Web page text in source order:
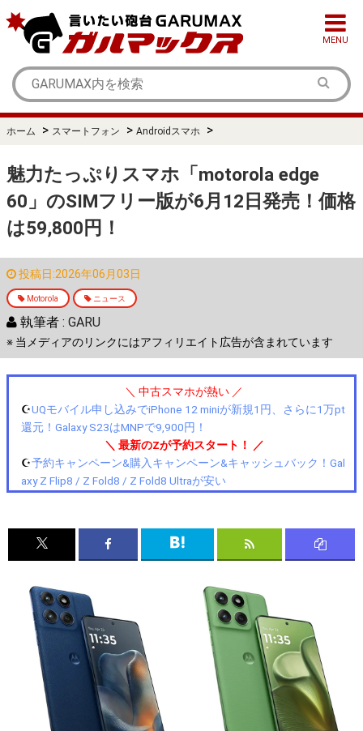
MENU
ホーム > スマートフォン > Androidスマホ >
魅力たっぷりスマホ「motorola edge
60」のSIMフリー版が6月12日発売！価格
は59,800円！
投稿日:2026年06月03日
Motorola ニュース
執筆者 : GARU
※ 当メディアのリンクにはアフィリエイト広告が含まれています
＼ 中古スマホが熱い ／
☪️UQモバイル申し込みでiPhone 12 miniが新規1円、さらに1万pt
還元！Galaxy S23はMNPで9,900円！
＼ 最新のZが予約スタート！ ／
☪️予約キャンペーン&購入キャンペーン&キャッシュバック！Gal
axy Z Flip8 / Z Fold8 / Z Fold8 Ultraが安い